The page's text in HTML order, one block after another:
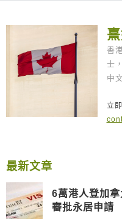
香
士
中
立
最新文章
6萬港人登加
審批永居申請